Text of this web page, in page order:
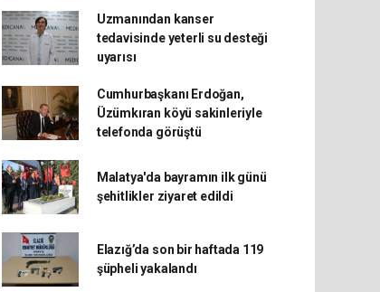
Uzmanından kanser
tedavisinde yeterli su desteği
uyarısı
Cumhurbaşkanı Erdoğan,
Üzümkıran köyü sakinleriyle
telefonda görüştü
Malatya'da bayramın ilk günü
şehitlikler ziyaret edildi
Elazığ’da son bir haftada 119
şüpheli yakalandı